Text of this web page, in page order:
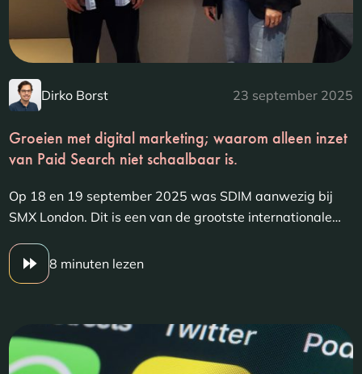
Dirko Borst 23 september 2025
Groeien met digital marketing; waarom alleen inzet
van Paid Search niet schaalbaar is.
Op 18 en 19 september 2025 was SDIM aanwezig bij
SMX London. Dit is een van de grootste internationale…
8 minuten lezen